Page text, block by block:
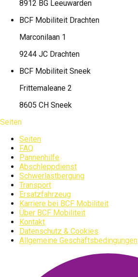
8912 BG Leeuwarden
BCF Mobiliteit Drachten
Marconilaan 1
9244 JC Drachten
BCF Mobiliteit Sneek
Frittemaleane 2
8605 CH Sneek
Seiten
Seiten
FAQ
Pannenhilfe
Abschleppdienst
Schwerlastbergung
Transport
Ersatzfahrzeug
Karriere bei BCF Mobiliteit
Über BCF Mobiliteit
Kontakt
Datenschutz & Cookies
Allgemeine Geschäftsbedingungen